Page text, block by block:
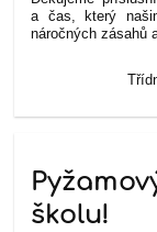
a čas, který
náročných zásahů
Třídní
školu!